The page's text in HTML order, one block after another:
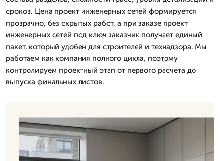
сроков. Цена проект инженерных сетей формируется
прозрачно, без скрытых работ, а при заказе проект
инженерных сетей под ключ заказчик получает единый
пакет, который удобен для строителей и технадзора. Мы
работаем как компания полного цикла, поэтому
контролируем проектный этап от первого расчета до
выпуска финальных листов.